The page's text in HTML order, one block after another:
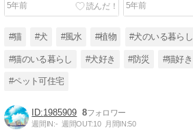
5年前
5年前
#猫 #犬 #風水 #植物 #犬のいる暮らし
#猫のいる暮らし #犬好き #防災 #猫好き
#ペット可住宅
1985909 8
週間IN:- 週間OUT:10 月間IN:50